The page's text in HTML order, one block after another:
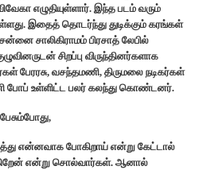
எழுதியுள்ளார். இந்த படம் வரும்
இதைத் தொடர்ந்து துடிக்கும் கரங்கள்
சாலிகிராமம் பிரசாத் லேபில்
சிறப்பு விருந்தினர்களாக
பேரரசு, வசந்தமணி, திருமலை நடிகர்கள்
போப் உள்ளிட்ட பலர் கலந்து கொண்டனர்.
என்னவாக போகிறாய் என்று கேட்டால்
என்று சொல்வார்கள். ஆனால்